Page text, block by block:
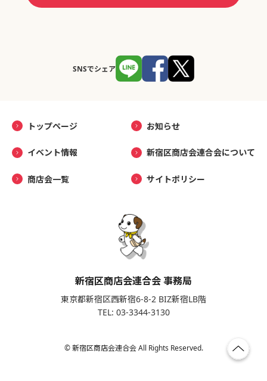
SNSでシェア
トップページ お知らせ
イベント情報 新宿区商店会連合会について
商店会一覧 サイトポリシー
新宿区商店会連合会 事務局
東京都新宿区西新宿6-8-2 BIZ新宿LB階
TEL: 03-3344-3130
© 新宿区商店会連合会 All Rights Reserved.